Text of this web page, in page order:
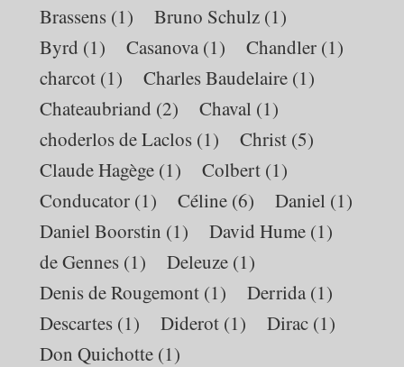
Brassens (1) Bruno Schulz (1)
Byrd (1) Casanova (1) Chandler (1)
charcot (1) Charles Baudelaire (1)
Chateaubriand (2) Chaval (1)
choderlos de Laclos (1) Christ (5)
Claude Hagège (1) Colbert (1)
Conducator (1) Céline (6) Daniel (1)
Daniel Boorstin (1) David Hume (1)
de Gennes (1) Deleuze (1)
Denis de Rougemont (1) Derrida (1)
Descartes (1) Diderot (1) Dirac (1)
Don Quichotte (1)